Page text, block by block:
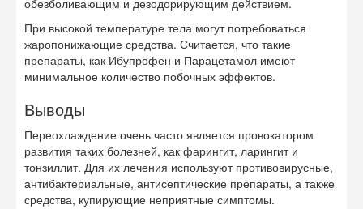
обезболивающим и дезодорирующим действием.
При высокой температуре тела могут потребоваться
жаропонижающие средства. Считается, что такие
препараты, как Ибупрофен и Парацетамол имеют
минимальное количество побочных эффектов.
Выводы
Переохлаждение очень часто является провокатором
развития таких болезней, как фарингит, ларингит и
тонзиллит. Для их лечения используют противовирусные,
антибактериальные, антисептические препараты, а также
средства, купирующие неприятные симптомы.